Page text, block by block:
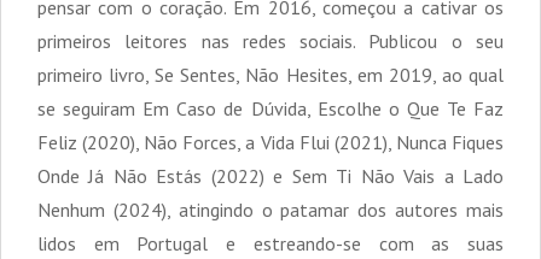
pensar com o coração. Em 2016, começou a cativar os
primeiros leitores nas redes sociais. Publicou o seu
primeiro livro, Se Sentes, Não Hesites, em 2019, ao qual
se seguiram Em Caso de Dúvida, Escolhe o Que Te Faz
Feliz (2020), Não Forces, a Vida Flui (2021), Nunca Fiques
Onde Já Não Estás (2022) e Sem Ti Não Vais a Lado
Nenhum (2024), atingindo o patamar dos autores mais
lidos em Portugal e estreando-se com as suas